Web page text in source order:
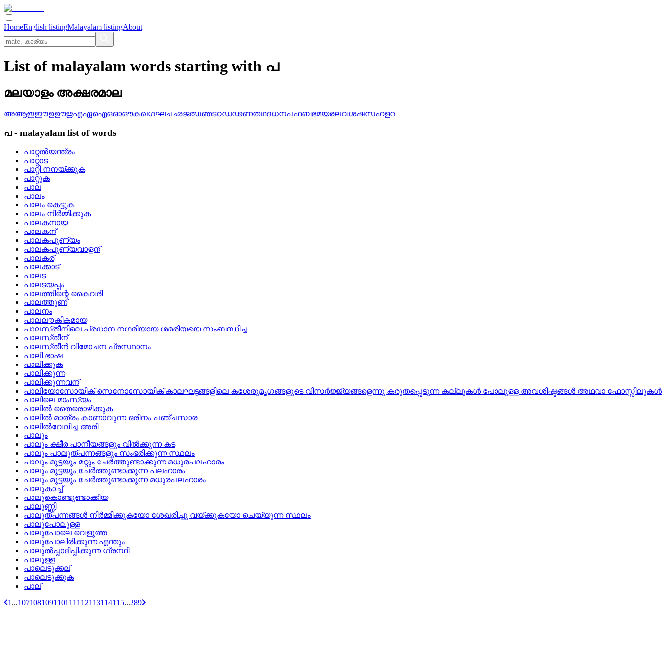
HomeEnglish listingMalayalam listingAbout
List of malayalam words starting with പ
മലയാളം അക്ഷരമാല
അആഇഈഉഊഋഎഏഐഒഓഔകഖഗഘചഛജഝഞടഠഡഢണതഥദധനപഫബഭമയരലവശഷസഹളറ
പ- malayalam list of words
പാറ്റല്‍യന്ത്രം
പാറ്റാട
പാറ്റി നനയ്‌ക്കുക
പാറ്റുക
പാല
പാലം
പാലം കെട്ടുക
പാലം നിര്‍മ്മിക്കുക
പാലകനായ
പാലകന്
പാലകപുണ്യം
പാലകപുണ്യവാളന്
പാലകര്
പാലക്കാട്
പാലട
പാലടയപ്പം
പാലത്തിന്റെ കൈവരി
പാലത്തൂണ്
പാലനം
പാലലൗകികമായ
പാലസ്‌തീനിലെ പ്രധാന നഗരിയായ ശമരിയയെ സംബന്ധിച്ച
പാലസ്‌തീന്
പാലസ്‌തീന്‍ വിമോചന പ്രസ്ഥാനം
പാലി ഭാഷ
പാലിക്കുക
പാലിക്കുന്ന
പാലിക്കുന്നവന്
പാലിയോസോയിക് സെനോസോയിക് കാലഘട്ടങ്ങളിലെ കശേരുമൃഗങ്ങളുടെ വിസർജ്ജ്യങ്ങളെന്നു കരുതപ്പെടുന്ന കല്ലുകൾ പോലുള്ള അവശിഷ്ടങ്ങൾ അഥവാ ഫോസ്സിലുകൾ
പാലിലെ മാംസ്യം
പാലില്‍ തൈരൊഴിക്കുക
പാലില്‍ മാത്രം കാണാവുന്ന ഒരിനം പഞ്ചസാര
പാലില്‍വേവിച്ച അരി
പാലും
പാലും ക്ഷീര പാനീയങ്ങളും വില്‍ക്കുന്ന കട
പാലും പാലുത്പന്നങ്ങളും സംഭരിക്കുന്ന സ്ഥലം
പാലും മുട്ടയും മറ്റും ചേര്‍ത്തുണ്ടാക്കുന്ന മധുരപലഹാരം
പാലും മുട്ടയും ചേര്‍ത്തുണ്ടാക്കുന്ന പലഹാരം
പാലും മുട്ടയും ചേര്‍ത്തുണ്ടാക്കുന്ന മധുരപലഹാരം
പാലുകാച്ച്
പാലുകൊണ്ടുണ്ടാക്കിയ
പാലുണ്ണി
പാലുത്‌പന്നങ്ങള്‍ നിര്‍മ്മിക്കുകയോ ശേഖരിച്ചു വയ്‌ക്കുകയോ ചെയ്യുന്ന സ്ഥലം
പാലുപോലുള്ള
പാലുപോലെ വെളുത്ത
പാലുപോലിരിക്കുന്ന എന്തും
പാലുല്‍പ്പാദിപ്പിക്കുന്ന ഗ്രന്ഥി
പാലുള്ള
പാലെടുക്കല്
പാലെടുക്കുക
പാല്
1 ...107108109110111 112113114115...289